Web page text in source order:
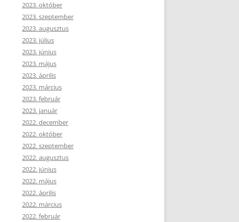
2023. október
2023. szeptember
2023. augusztus
2023. július
2023. június
2023. május
2023. április
2023. március
2023. február
2023. január
2022. december
2022. október
2022. szeptember
2022. augusztus
2022. június
2022. május
2022. április
2022. március
2022. február